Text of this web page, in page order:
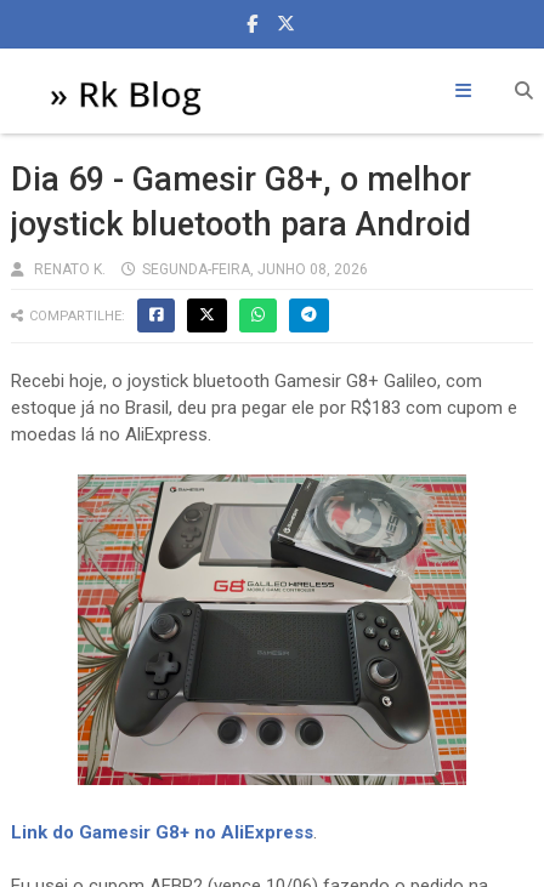
Dia 69 - Gamesir G8+, o melhor
joystick bluetooth para Android
RENATO K. SEGUNDA-FEIRA, JUNHO 08, 2026
COMPARTILHE:
Recebi hoje, o joystick bluetooth Gamesir G8+ Galileo, com
estoque já no Brasil, deu pra pegar ele por R$183 com cupom e
moedas lá no AliExpress.
Link do Gamesir G8+ no AliExpress.